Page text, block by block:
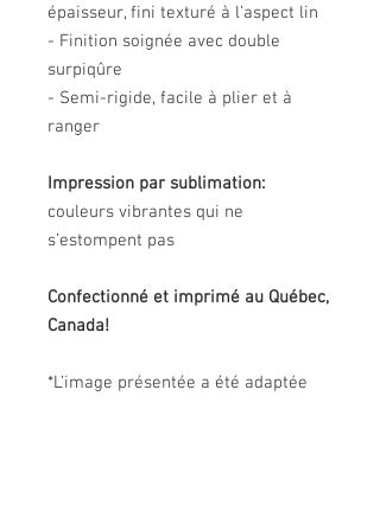
épaisseur, fini texturé à l’aspect lin
- Finition soignée avec double
surpiqûre
- Semi-rigide, facile à plier et à
ranger
Impression par sublimation:
couleurs vibrantes qui ne
s’estompent pas
Confectionné et imprimé au Québec,
Canada!
*L’image présentée a été adaptée